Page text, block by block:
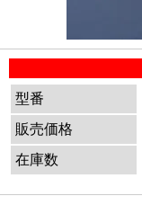
型番
販売価格
在庫数